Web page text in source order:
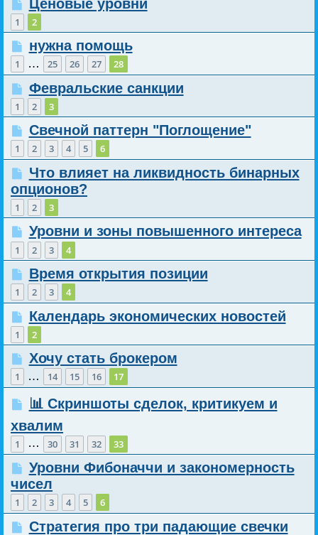
Ценовые уровни
1 2
нужна помощь
1 … 25 26 27 28
Февральские санкции
1 2 3
Свечной паттерн "Поглощение"
1 2 3 4 5 6
Что влияет на ликвидность бинарных
опционов?
1 2 3
Уровни и зоны повышенного интереса
1 2 3 4
Время открытия позиции
1 2 3 4
Календарь экономических новостей
1 2
Хочу стать брокером
1 … 14 15 16 17
📊 Скриншоты сделок, критикуем и
хвалим
1 … 30 31 32 33
Уровни Фибоначчи и закономерность
чисел
1 2 3 4 5 6
Стратегия про три падающие свечки